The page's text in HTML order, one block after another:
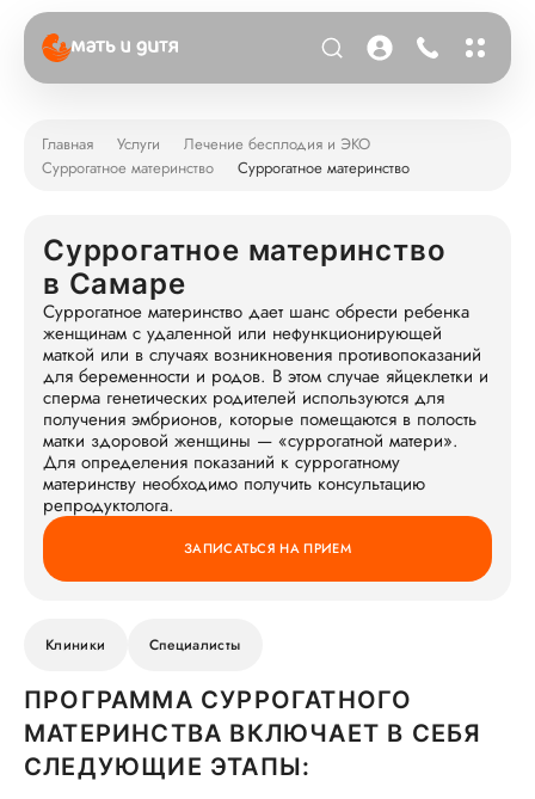
Главная Услуги
Лечение бесплодия и ЭКО
Суррогатное материнство
Суррогатное материнство
Суррогатное материнство
в Самаре
Суррогатное материнство дает шанс обрести ребенка
женщинам с удаленной или нефункционирующей
маткой или в случаях возникновения противопоказаний
для беременности и родов. В этом случае яйцеклетки и
сперма генетических родителей используются для
получения эмбрионов, которые помещаются в полость
матки здоровой женщины — «суррогатной матери».
Для определения показаний к суррогатному
материнству необходимо получить консультацию
репродуктолога.
ЗАПИСАТЬСЯ НА ПРИЕМ
Клиники Специалисты
ПРОГРАММА СУРРОГАТНОГО
МАТЕРИНСТВА ВКЛЮЧАЕТ В СЕБЯ
СЛЕДУЮЩИЕ ЭТАПЫ: